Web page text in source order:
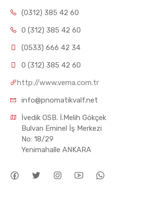
(0312) 385 42 60
0 (312) 385 42 60
(0533) 666 42 34
0 (312) 385 42 60
http://www.vema.com.tr
info@pnomatikvalf.net
İvedik OSB. İ.Melih Gökçek
Bulvarı Eminel İş Merkezi
No: 18/29
Yenimahalle ANKARA